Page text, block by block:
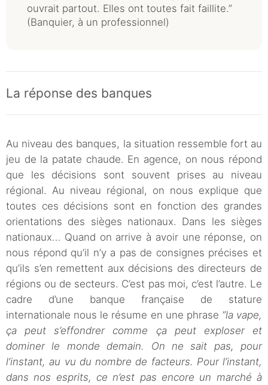
ouvrait partout. Elles ont toutes fait faillite.”
(Banquier, à un professionnel)
La réponse des banques
Au niveau des banques, la situation ressemble fort au
jeu de la patate chaude. En agence, on nous répond
que les décisions sont souvent prises au niveau
régional. Au niveau régional, on nous explique que
toutes ces décisions sont en fonction des grandes
orientations des sièges nationaux. Dans les sièges
nationaux… Quand on arrive à avoir une réponse, on
nous répond qu’il n’y a pas de consignes précises et
qu’ils s’en remettent aux décisions des directeurs de
régions ou de secteurs. C’est pas moi, c’est l’autre. Le
cadre d’une banque française de stature
internationale nous le résume en une phrase “la vape,
ça peut s’effondrer comme ça peut exploser et
dominer le monde demain. On ne sait pas, pour
l’instant, au vu du nombre de facteurs. Pour l’instant,
dans nos esprits, ce n’est pas encore un marché à